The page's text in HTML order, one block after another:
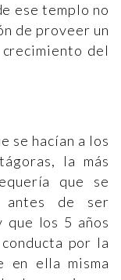
ese templo no
de proveer un
del
se hacían a los
la más
que se
antes de ser
que los 5 años
por la
en ella misma